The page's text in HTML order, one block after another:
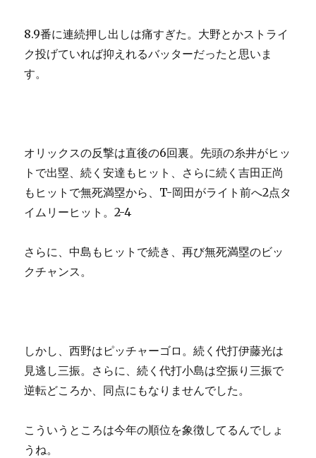
8.9番に連続押し出しは痛すぎた。大野とかストライ
ク投げていれば抑えれるバッターだったと思いま
す。
オリックスの反撃は直後の6回裏。先頭の糸井がヒッ
トで出塁、続く安達もヒット、さらに続く吉田正尚
もヒットで無死満塁から、T-岡田がライト前へ2点タ
イムリーヒット。2-4
さらに、中島もヒットで続き、再び無死満塁のビッ
クチャンス。
しかし、西野はピッチャーゴロ。続く代打伊藤光は
見逃し三振。さらに、続く代打小島は空振り三振で
逆転どころか、同点にもなりませんでした。
こういうところは今年の順位を象徴してるんでしょ
うね。